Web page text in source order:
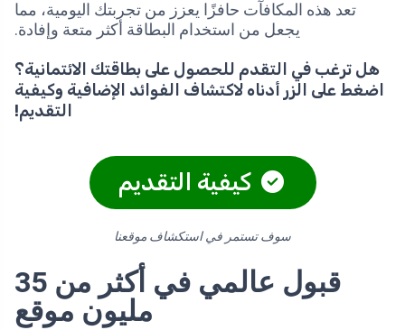
تعد هذه المكافآت حافزًا يعزز من تجربتك اليومية، مما
يجعل من استخدام البطاقة أكثر متعة وإفادة.
هل ترغب في التقدم للحصول على بطاقتك الائتمانية؟
اضغط على الزر أدناه لاكتشاف الفوائد الإضافية وكيفية
التقديم!
كيفية التقديم
سوف تستمر في استكشاف موقعنا
قبول عالمي في أكثر من 35
مليون موقع